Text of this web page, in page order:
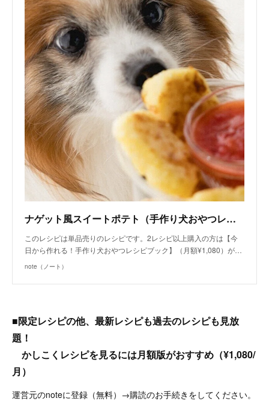
ナゲット風スイートポテト（手作り犬おやつレシピ）/単品購入｜いちかわあやこ（犬ごはん先生）｜note
このレシピは単品売りのレシピです。2レシピ以上購入の方は【今
日から作れる！手作り犬おやつレシピブック】（月額¥1,080）が…
note（ノート）
■限定レシピの他、最新レシピも過去のレシピも見放
題！
かしこくレシピを見るには月額版がおすすめ（¥1,080/
月）
運営元のnoteに登録（無料）→購読のお手続きをしてください。